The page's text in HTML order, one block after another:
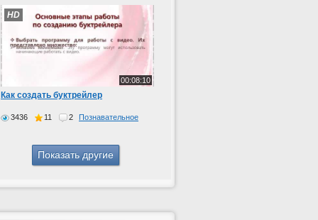
00:08:10
HD
Как создать буктрейлер
3436 11 2 Познавательное